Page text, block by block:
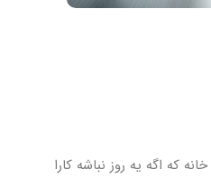
که اگه یه روز نباشه کارا